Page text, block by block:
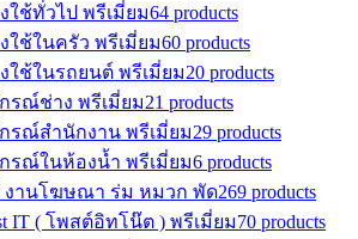
ใช้ทั่วไป พรีเมี่ยม64 products
ใช้ในครัว พรีเมี่ยม60 products
ใช้ในรถยนต์ พรีเมี่ยม20 products
รณ์ช่าง พรีเมี่ยม21 products
รณ์สำนักงาน พรีเมี่ยม29 products
รณ์ในห้องน้ำ พรีเมี่ยม6 products
งานโฆษณา ร่ม หมวก พัด269 products
IT ( โพสต์อิทโน๊ต ) พรีเมี่ยม70 products